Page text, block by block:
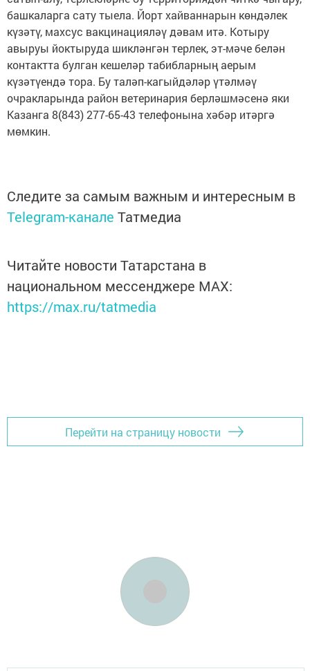
башкаларга сату тыела. Йорт хайваннарын көндәлек
күзәтү, махсус вакцинацияләү дәвам итә. Котыру
авыруы йоктыруда шикләнгән терлек, эт-мәче белән
контактта булган кешеләр табибларның аерым
күзәтүендә тора. Бу таләп-кагыйдәләр үтәлмәү
очракларында район ветеринария берләшмәсенә яки
Казанга 8(843) 277-65-43 телефонына хәбәр итәргә
мөмкин.
Следите за самым важным и интересным в
Telegram-канале Татмедиа
Читайте новости Татарстана в
национальном мессенджере MАХ:
https://max.ru/tatmedia
Перейти на страницу новости